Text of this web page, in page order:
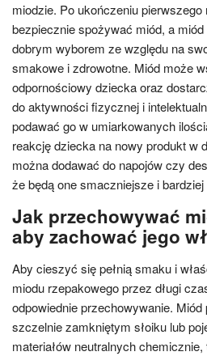
miodzie. Po ukończeniu
bezpiecznie spożywać miód, a
dobrym wyborem ze względu na
smakowe i zdrowotne. Miód może
odpornościowy dziecka oraz
do aktywności fizycznej i
podawać go w umiarkowanych
reakcję dziecka na nowy produkt w
można dodawać do napojów czy
że będą one smaczniejsze i
Jak przechowywać
aby zachować jego
Aby cieszyć się pełnią smaku i
miodu rzepakowego przez długi
odpowiednie przechowywanie.
szczelnie zamkniętym słoiku lub
materiałów neutralnych